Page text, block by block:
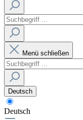
Menü schließen
Deutsch
Deutsch